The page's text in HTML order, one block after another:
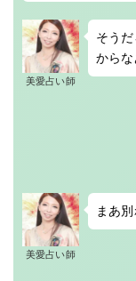
美愛占い師
そう
からな
美愛占い師
まあ